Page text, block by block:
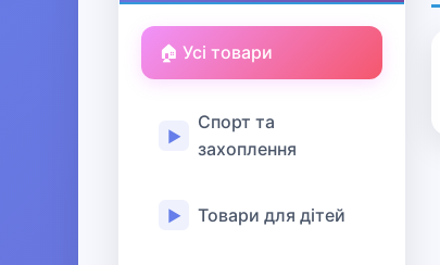
🏠 Усі товари
▶
Спорт та
захоплення
▶ Товари для дітей